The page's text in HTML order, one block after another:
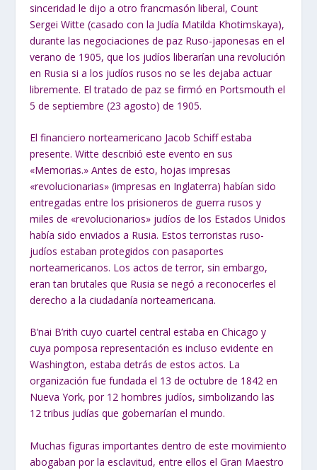
sinceridad le dijo a otro francmasón liberal, Count
Sergei Witte (casado con la Judía Matilda Khotimskaya),
durante las negociaciones de paz Ruso-japonesas en el
verano de 1905, que los judíos liberarían una revolución
en Rusia si a los judíos rusos no se les dejaba actuar
libremente. El tratado de paz se firmó en Portsmouth el
5 de septiembre (23 agosto) de 1905.
El financiero norteamericano Jacob Schiff estaba
presente. Witte describió este evento en sus
«Memorias.» Antes de esto, hojas impresas
«revolucionarias» (impresas en Inglaterra) habían sido
entregadas entre los prisioneros de guerra rusos y
miles de «revolucionarios» judíos de los Estados Unidos
había sido enviados a Rusia. Estos terroristas ruso-
judíos estaban protegidos con pasaportes
norteamericanos. Los actos de terror, sin embargo,
eran tan brutales que Rusia se negó a reconocerles el
derecho a la ciudadanía norteamericana.
B’nai B’rith cuyo cuartel central estaba en Chicago y
cuya pomposa representación es incluso evidente en
Washington, estaba detrás de estos actos. La
organización fue fundada el 13 de octubre de 1842 en
Nueva York, por 12 hombres judíos, simbolizando las
12 tribus judías que gobernarían el mundo.
Muchas figuras importantes dentro de este movimiento
abogaban por la esclavitud, entre ellos el Gran Maestro